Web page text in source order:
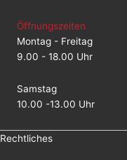
Öffnungszeiten
Montag - Freitag
9.00 - 18.00 Uhr
Samstag
10.00 -13.00 Uhr
Rechtliches